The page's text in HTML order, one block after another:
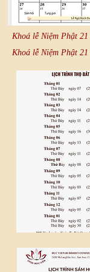
Khoá lễ Niệm Phật
Khoá lễ Niệm Phật